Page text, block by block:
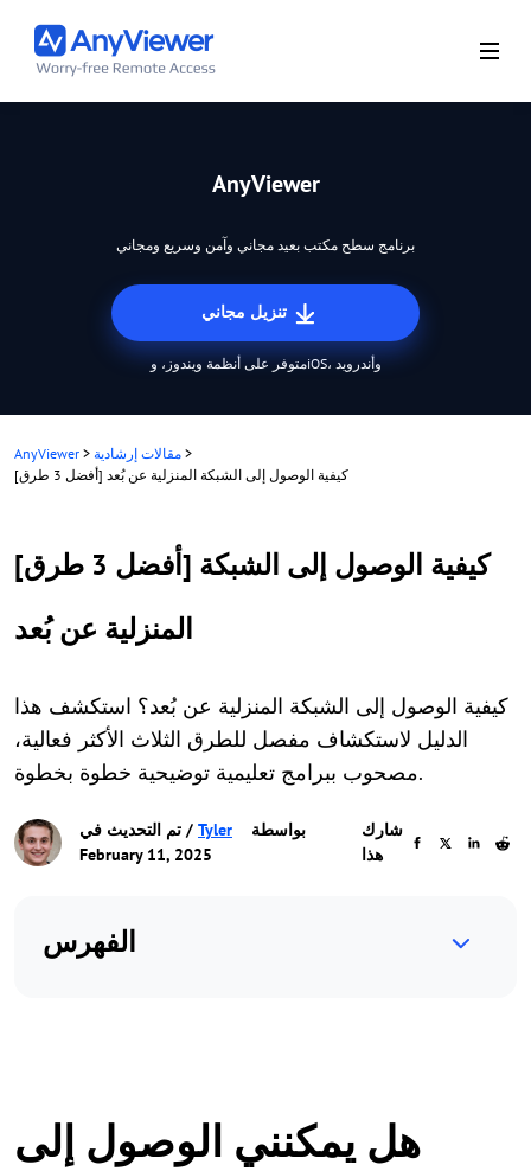
AnyViewer
برنامج سطح مكتب بعيد مجاني وآمن وسريع ومجاني
متوفر على أنظمة ويندوز، وiOS، وأندرويد
AnyViewer > مقالات إرشادية >
[أفضل 3 طرق] كيفية الوصول إلى الشبكة المنزلية عن بُعد
[أفضل 3 طرق] كيفية الوصول إلى الشبكة
المنزلية عن بُعد
كيفية الوصول إلى الشبكة المنزلية عن بُعد؟ استكشف هذا
الدليل لاستكشاف مفصل للطرق الثلاث الأكثر فعالية،
مصحوب ببرامج تعليمية توضيحية خطوة بخطوة.
بواسطة Tyler / تم التحديث في
February 11, 2025
شارك
هذا
الفهرس
هل يمكنني الوصول إلى